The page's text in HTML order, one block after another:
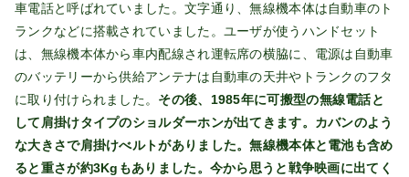
車電話と呼ばれていました。文字通り、無線機本体は自動車のト
ランクなどに搭載されていました。ユーザが使うハンドセット
は、無線機本体から車内配線され運転席の横脇に、電源は自動車
のバッテリーから供給アンテナは自動車の天井やトランクのフタ
に取り付けられました。 その後、1985年に可搬型の無線電話と
して肩掛けタイプのショルダーホンが出てきます。カバンのよう
な大きさで肩掛けべルトがありました。無線機本体と電池も含め
ると重さが約3Kgもありました。今から思うと戦争映画に出てく